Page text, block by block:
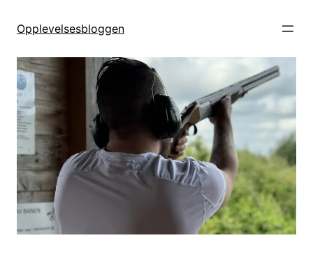
Opplevelsesbloggen